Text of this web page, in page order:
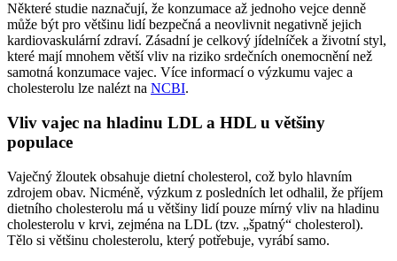
Některé studie naznačují, že konzumace až jednoho vejce denně
může být pro většinu lidí bezpečná a neovlivnit negativně jejich
kardiovaskulární zdraví. Zásadní je celkový jídelníček a životní styl,
které mají mnohem větší vliv na riziko srdečních onemocnění než
samotná konzumace vajec. Více informací o výzkumu vajec a
cholesterolu lze nalézt na NCBI.
Vliv vajec na hladinu LDL a HDL u většiny
populace
Vaječný žloutek obsahuje dietní cholesterol, což bylo hlavním
zdrojem obav. Nicméně, výzkum z posledních let odhalil, že příjem
dietního cholesterolu má u většiny lidí pouze mírný vliv na hladinu
cholesterolu v krvi, zejména na LDL (tzv. „špatný“ cholesterol).
Tělo si většinu cholesterolu, který potřebuje, vyrábí samo.